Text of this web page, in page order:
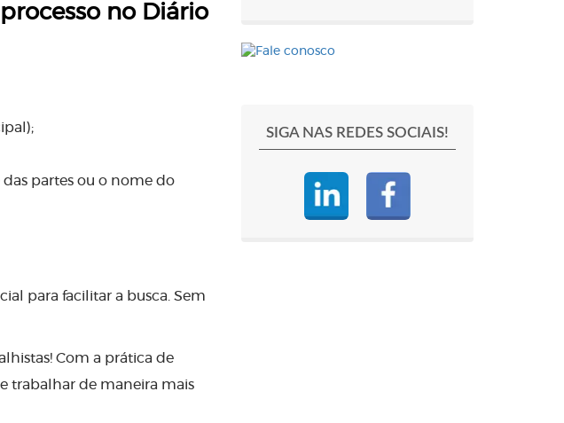
no Diário
partes ou o nome do
para facilitar a busca. Sem
Com a prática de
trabalhar de maneira mais
SIGA NAS REDES SOCIAIS!